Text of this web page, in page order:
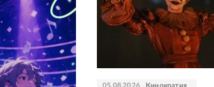
05.08.2026 Кинократия